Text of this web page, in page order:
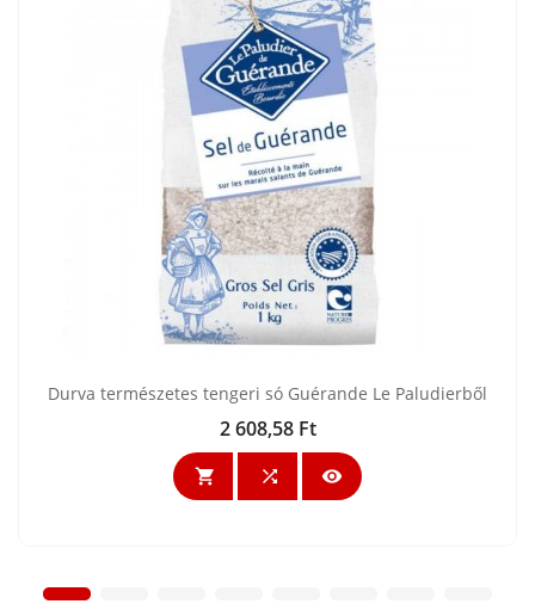
Durva természetes tengeri só Guérande Le Paludierből
Ár
2 608,58 Ft
  